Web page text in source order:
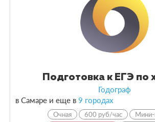
Подготовка к ЕГЭ по
Годограф
в Самаре и еще в 9 городах
Очная 600 руб/час
Мини-